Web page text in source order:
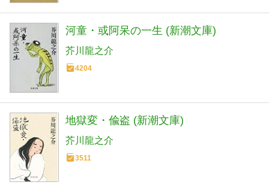
河童・或阿呆の一生 (新潮文庫)
芥川龍之介
4204
地獄変・偸盗 (新潮文庫)
芥川龍之介
3511